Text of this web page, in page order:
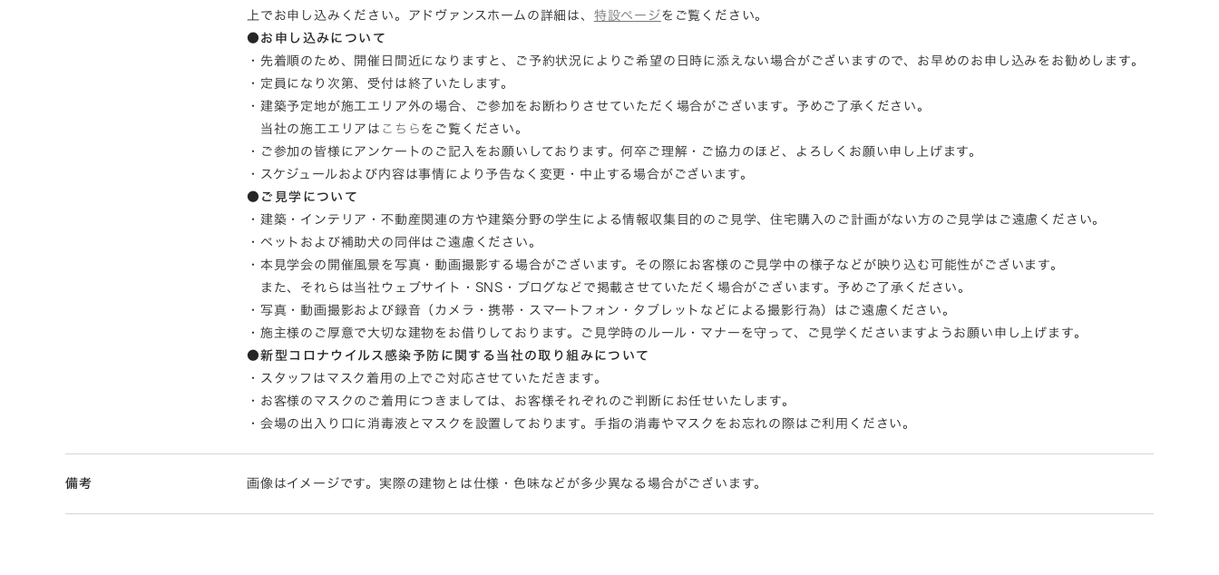
上でお申し込みください。アドヴァンスホームの詳細は、 特設ページをご覧ください。
●お申し込みについて
・先着順のため、開催日間近になりますと、ご予約状況によりご希望の日時に添えない場合がございますので、お早めのお申し込みをお勧めします。
・定員になり次第、受付は終了いたします。
・建築予定地が施工エリア外の場合、ご参加をお断わりさせていただく場合がございます。予めご了承ください。
当社の施工エリアは こちら をご覧ください。
・ご参加の皆様にアンケートのご記入をお願いしております。何卒ご理解・ご協力のほど、よろしくお願い申し上げます。
・スケジュールおよび内容は事情により予告なく変更・中止する場合がございます。
●ご見学について
・建築・インテリア・不動産関連の方や建築分野の学生による情報収集目的のご見学、住宅購入のご計画がない方のご見学はご遠慮ください。
・ペットおよび補助犬の同伴はご遠慮ください。
・本見学会の開催風景を写真・動画撮影する場合がございます。その際にお客様のご見学中の様子などが映り込む可能性がございます。
また、それらは当社ウェブサイト・SNS・ブログなどで掲載させていただく場合がございます。予めご了承ください。
・写真・動画撮影および録音（カメラ・携帯・スマートフォン・タブレットなどによる撮影行為）はご遠慮ください。
・施主様のご厚意で大切な建物をお借りしております。ご見学時のルール・マナーを守って、ご見学くださいますようお願い申し上げます。
●新型コロナウイルス感染予防に関する当社の取り組みについて
・スタッフはマスク着用の上でご対応させていただきます。
・お客様のマスクのご着用につきましては、お客様それぞれのご判断にお任せいたします。
・会場の出入り口に消毒液とマスクを設置しております。手指の消毒やマスクをお忘れの際はご利用ください。
備考 画像はイメージです。実際の建物とは仕様・色味などが多少異なる場合がございます。